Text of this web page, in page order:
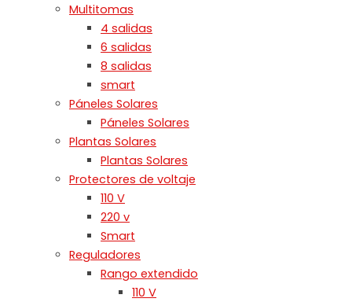
Multitomas
4 salidas
6 salidas
8 salidas
smart
Páneles Solares
Páneles Solares
Plantas Solares
Plantas Solares
Protectores de voltaje
110 V
220 v
Smart
Reguladores
Rango extendido
110 V